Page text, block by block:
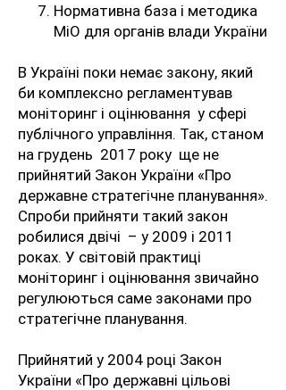
Нормативна база і методика
МіО для органів влади України
В Україні поки немає закону, який
би комплексно регламентував
моніторинг і оцінювання у сфері
публічного управління. Так, станом
на грудень 2017 року ще не
прийнятий Закон України «Про
державне стратегічне планування».
Спроби прийняти такий закон
робилися двічі – у 2009 і 2011
роках. У світовій практиці
моніторинг і оцінювання звичайно
регулюються саме законами про
стратегічне планування.
Прийнятий у 2004 році Закон
України «Про державні цільові